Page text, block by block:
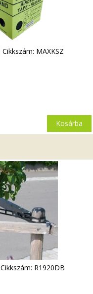
Cikkszám: MAXKSZ
Kosárba
Cikkszám: R1920DB